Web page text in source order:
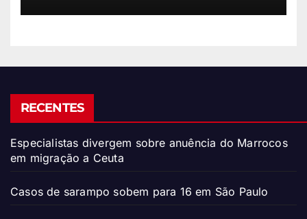
RECENTES
Especialistas divergem sobre anuência do Marrocos
em migração a Ceuta
Casos de sarampo sobem para 16 em São Paulo